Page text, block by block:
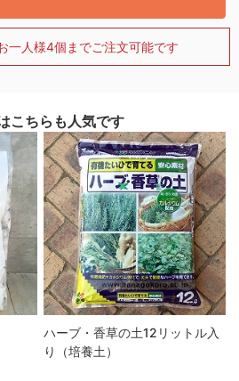
一人様4個までご注文可能です
こちらも人気です
ハーブ・香草の土12リットル入
り（培養土）